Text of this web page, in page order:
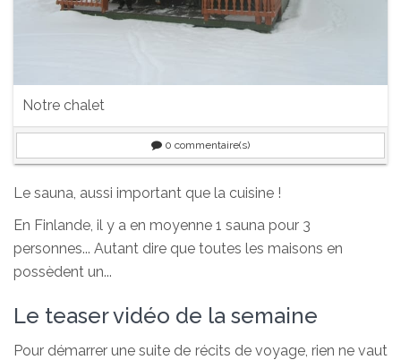
Notre chalet
0 commentaire(s)
Le sauna, aussi important que la cuisine !
En Finlande, il y a en moyenne 1 sauna pour 3
personnes... Autant dire que toutes les maisons en
possèdent un...
Le teaser vidéo de la semaine
Pour démarrer une suite de récits de voyage, rien ne vaut